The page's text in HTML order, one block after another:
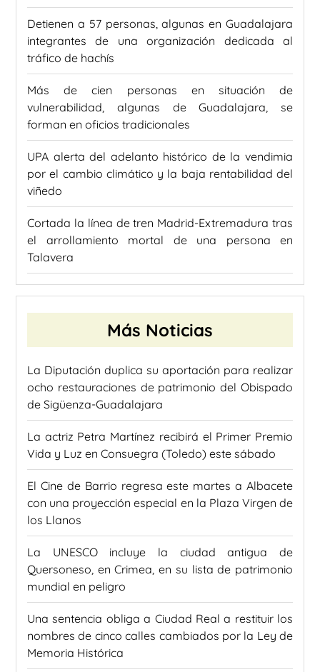
Detienen a 57 personas, algunas en Guadalajara
integrantes de una organización dedicada al
tráfico de hachís
Más de cien personas en situación de
vulnerabilidad, algunas de Guadalajara, se
forman en oficios tradicionales
UPA alerta del adelanto histórico de la vendimia
por el cambio climático y la baja rentabilidad del
viñedo
Cortada la línea de tren Madrid-Extremadura tras
el arrollamiento mortal de una persona en
Talavera
Más Noticias
La Diputación duplica su aportación para realizar
ocho restauraciones de patrimonio del Obispado
de Sigüenza-Guadalajara
La actriz Petra Martínez recibirá el Primer Premio
Vida y Luz en Consuegra (Toledo) este sábado
El Cine de Barrio regresa este martes a Albacete
con una proyección especial en la Plaza Virgen de
los Llanos
La UNESCO incluye la ciudad antigua de
Quersoneso, en Crimea, en su lista de patrimonio
mundial en peligro
Una sentencia obliga a Ciudad Real a restituir los
nombres de cinco calles cambiados por la Ley de
Memoria Histórica